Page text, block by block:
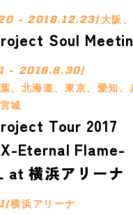
- 2018.12.23/大阪
Soul
- 2018.8.30/
、北海道、東京、愛知、
城
Tour 2017
Eternal Flame-
at 横浜アリーナ
/横浜アリーナ